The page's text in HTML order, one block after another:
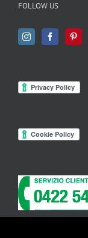
FOLLOW US